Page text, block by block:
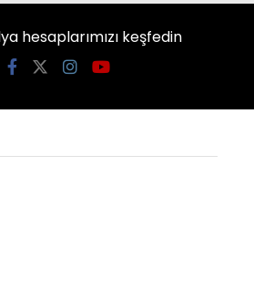
hesaplarımızı keşfedin